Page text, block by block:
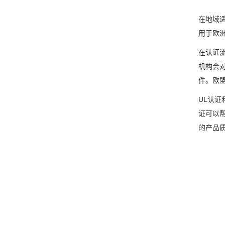
在地域
用于欧
在认证
机构会
件。欧
UL认证
证可以
的产品